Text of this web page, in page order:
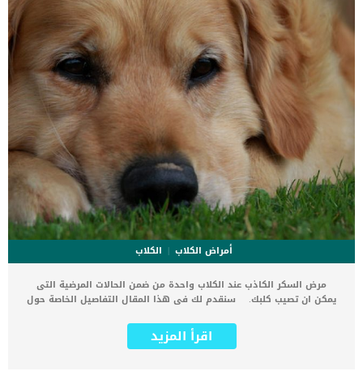
أمراض الكلاب
الكلاب
مرض السكر الكاذب عند الكلاب واحدة من ضمن الحالات المرضية التى
يمكن ان تصيب كلبك. سنقدم لك فى هذا المقال التفاصيل الخاصة حول
اصابة الكلاب بمرض السكر يعرف مرض السكر الكاذب عن الكلاب باسم
سكرى الماء وهو مرض يصيب الكلاب والقطط ايضا. كما تعتمد هذه الحالة
اقرأ المزيد